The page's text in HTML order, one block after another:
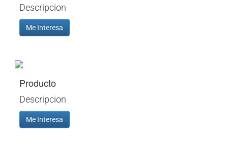
Descripcion
Me Interesa
Producto
Descripcion
Me Interesa